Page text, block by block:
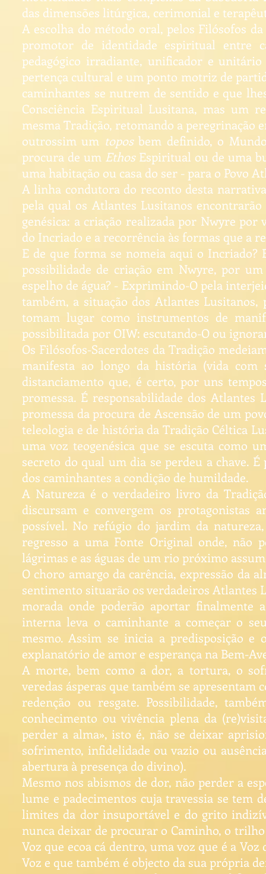
das dimensões litúrgica, cerimonial e
A escolha do método oral, pelos Filósofos
promotor de identidade espiritual entre
pedagógico irradiante, unificador e
pertença cultural e um ponto motriz de
caminhantes se nutrem de sentido e que
Consciência Espiritual Lusitana, mas um
mesma Tradição, retomando a peregrinação
outrossim um toposbem definido, o
procura de um Ethos Espiritual ou de uma
uma habitação ou casa do ser - para o Povo
A linha condutora do reconto desta
pela qual os Atlantes Lusitanos
genésica: a criação realizada por Nwyre
do Incriado e a recorrência às formas que a
E de que forma se nomeia aqui o Incriado?
possibilidade de criação em Nwyre, por
espelho de água? - Exprimindo-O pela
também, a situação dos Atlantes Lusitanos,
tomam lugar como instrumentos de
possibilitada por OIW: escutando-O ou
Os Filósofos-Sacerdotes da Tradição
manifesta ao longo da história (vida com
distanciamento que, é certo, por uns
promessa. É responsabilidade dos
promessa da procura de Ascensão de um
teleologia e de história da Tradição Céltica
uma voz teogenésica que se escuta como
secreto do qual um dia se perdeu a chave.
dos caminhantes a condição de humildade.
A Natureza é o verdadeiro livro da
discursam e convergem os protagonistas
possível. No refúgio do jardim da
regresso a uma Fonte Original onde, não
lágrimas e as águas de um rio próximo
O choro amargo da carência, expressão da
sentimento situarão os verdadeiros Atlantes
morada onde poderão aportar finalmente
interna leva o caminhante a começar o
mesmo. Assim se inicia a predisposição e
explanatório de amor e esperança na Bem-
A morte, bem como a dor, a tortura, o
veredas ásperas que também se
redenção ou resgate. Possibilidade,
conhecimento ou vivência plena da
perder a alma», isto é, não se deixar
sofrimento, infidelidade ou vazio ou
abertura à presença do divino).
Mesmo nos abismos de dor, não perder a
lume e padecimentos cuja travessia se tem
limites da dor insuportável e do grito
nunca deixar de procurar o Caminho, o
Voz que ecoa cá dentro, uma voz que é a
Voz e que também é objecto da sua própria